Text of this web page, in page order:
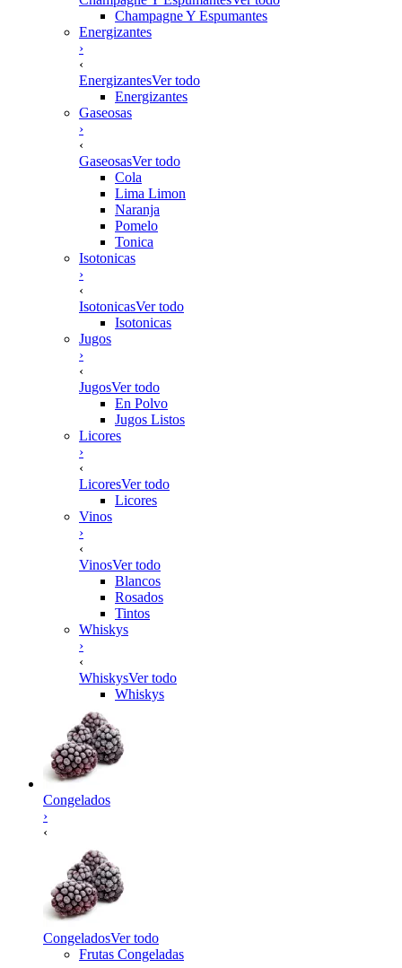
Champagne Y Espumantes
Energizantes
›
‹
EnergizantesVer todo
Energizantes
Gaseosas
›
‹
GaseosasVer todo
Cola
Lima Limon
Naranja
Pomelo
Tonica
Isotonicas
›
‹
IsotonicasVer todo
Isotonicas
Jugos
›
‹
JugosVer todo
En Polvo
Jugos Listos
Licores
›
‹
LicoresVer todo
Licores
Vinos
›
‹
VinosVer todo
Blancos
Rosados
Tintos
Whiskys
›
‹
WhiskysVer todo
Whiskys
Congelados
›
‹
CongeladosVer todo
Frutas Congeladas